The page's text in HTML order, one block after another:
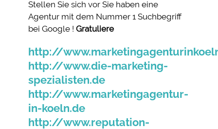
Stellen Sie sich vor Sie haben eine
Agentur mit dem Nummer 1 Suchbegriff
bei Google !Gratuliere
http://
http://www.die-marketing-
spezialisten.de
http://www.marketingagentur-
in-koeln.de
http://www.reputation-